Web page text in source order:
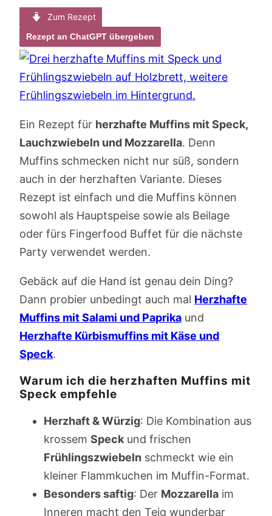
Zum Rezept
Rezept an ChatGPT übergeben
Ein Rezept für herzhafte Muffins mit Speck,
Lauchzwiebeln und Mozzarella. Denn
Muffins schmecken nicht nur süß, sondern
auch in der herzhaften Variante. Dieses
Rezept ist einfach und die Muffins können
sowohl als Hauptspeise sowie als Beilage
oder fürs Fingerfood Buffet für die nächste
Party verwendet werden.
Gebäck auf die Hand ist genau dein Ding?
Dann probier unbedingt auch mal Herzhafte
Muffins mit Salami und Paprika und
Herzhafte Kürbismuffins mit Käse und
Speck.
Warum ich die herzhaften Muffins mit
Speck empfehle
Herzhaft & Würzig: Die Kombination aus
krossem Speck und frischen
Frühlingszwiebeln schmeckt wie ein
kleiner Flammkuchen im Muffin-Format.
Besonders saftig: Der Mozzarella im
Inneren macht den Teig wunderbar